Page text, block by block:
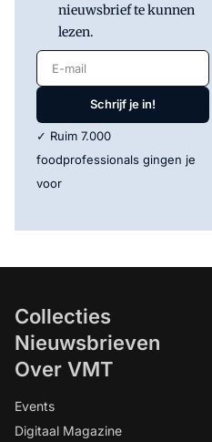
nieuwsbrief te kunnen
lezen.
E-mail
Schrijf je in!
✓ Ruim 7.000
foodprofessionals gingen je
voor
Collecties
Nieuwsbrieven
Over VMT
Events
Digitaal Magazine